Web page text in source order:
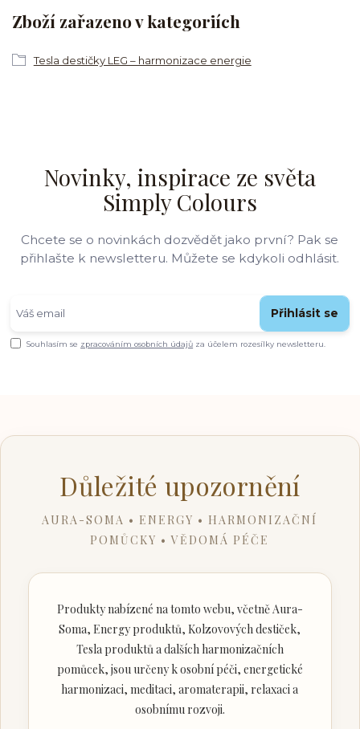
Zboží zařazeno v kategoriích
Tesla destičky LEG – harmonizace energie
Novinky, inspirace ze světa
Simply Colours
Chcete se o novinkách dozvědět jako první? Pak se
přihlašte k newsletteru. Můžete se kdykoli odhlásit.
Přihlásit se
Souhlasím se zpracováním osobních údajů za účelem rozesílky newsletteru.
Důležité upozornění
AURA-SOMA • ENERGY • HARMONIZAČNÍ
POMŮCKY • VĚDOMÁ PÉČE
Produkty nabízené na tomto webu, včetně Aura-
Soma, Energy produktů, Kolzovových destiček,
Tesla produktů a dalších harmonizačních
pomůcek, jsou určeny k osobní péči, energetické
harmonizaci, meditaci, aromaterapii, relaxaci a
osobnímu rozvoji.